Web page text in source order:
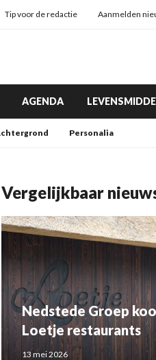
Tip voor de redactie Aanmelden
AGENDA
Personalia
Vergelijkbaar
Nedstede Groep
Loetje restaurants
13 mei 2026